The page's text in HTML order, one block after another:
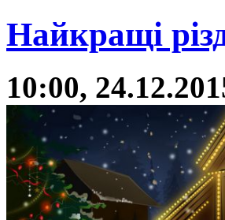
Найкращі
10:00,